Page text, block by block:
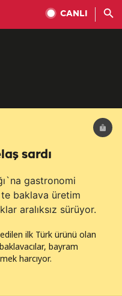
CANLI
sardı
ilk Türk ürünü olan
bayram
harcıyor.